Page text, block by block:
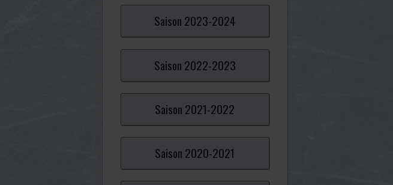
Saison 2023-2024
Saison 2022-2023
Saison 2021-2022
Saison 2020-2021